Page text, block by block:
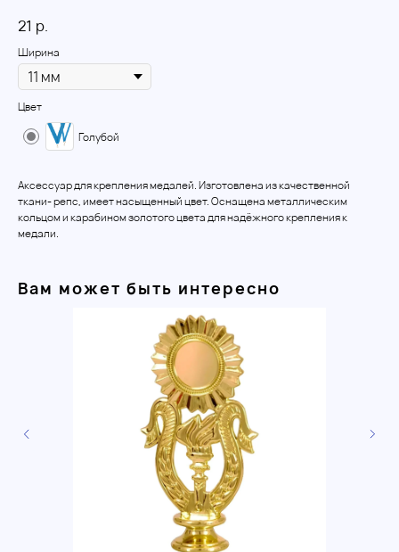
21 р.
Ширина
Цвет
Голубой
Аксессуар для крепления медалей. Изготовлена из качественной
ткани- репс, имеет насыщенный цвет. Оснащена металлическим
кольцом и карабином золотого цвета для надёжного крепления к
медали.
Вам может быть интересно